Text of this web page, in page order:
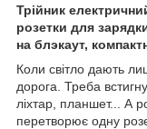
Трійник
розетки для
на блэкаут,
Коли світло дають
дорога. Треба
ліхтар, планшет... А
перетворює одну